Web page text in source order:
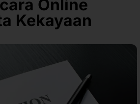
Online
Kekayaan